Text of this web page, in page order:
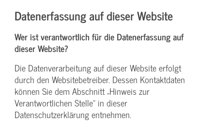
Datenerfassung auf dieser Website
Wer ist verantwortlich für die Datenerfassung auf
dieser Website?
Die Datenverarbeitung auf dieser Website erfolgt
durch den Websitebetreiber. Dessen Kontaktdaten
können Sie dem Abschnitt „Hinweis zur
Verantwortlichen Stelle“ in dieser
Datenschutzerklärung entnehmen.